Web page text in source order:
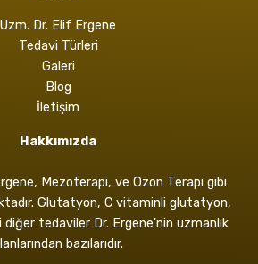
Uzm. Dr. Elif Ergene
Tedavi Türleri
Galeri
Blog
İletişim
Hakkımızda
Mezoterapi, ve Ozon Terapi gibi
Glutatyon, C vitaminli glutatyon,
tedaviler Dr. Ergene'nin uzmanlık
bazılarıdır.